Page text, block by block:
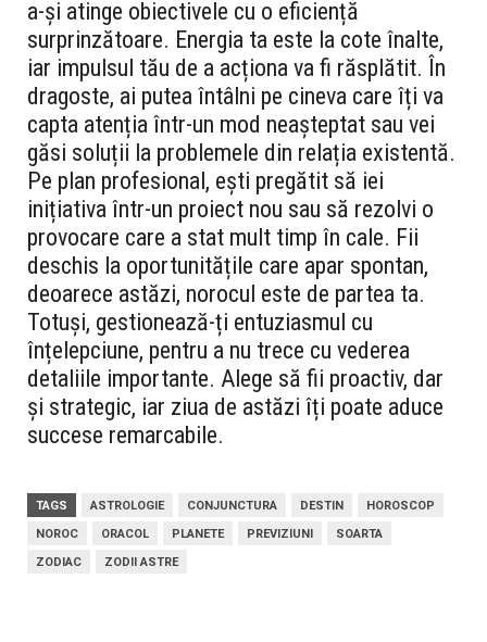
a-și atinge obiectivele cu o eficiență
surprinzătoare. Energia ta este la cote înalte,
iar impulsul tău de a acționa va fi răsplătit. În
dragoste, ai putea întâlni pe cineva care îți va
capta atenția într-un mod neașteptat sau vei
găsi soluții la problemele din relația existentă.
Pe plan profesional, ești pregătit să iei
inițiativa într-un proiect nou sau să rezolvi o
provocare care a stat mult timp în cale. Fii
deschis la oportunitățile care apar spontan,
deoarece astăzi, norocul este de partea ta.
Totuși, gestionează-ți entuziasmul cu
înțelepciune, pentru a nu trece cu vederea
detaliile importante. Alege să fii proactiv, dar
și strategic, iar ziua de astăzi îți poate aduce
succese remarcabile.
TAGS ASTROLOGIE CONJUNCTURA DESTIN
HOROSCOP
NOROC
ORACOL PLANETE PREVIZIUNI
SOARTA
ZODIAC
ZODII ASTRE